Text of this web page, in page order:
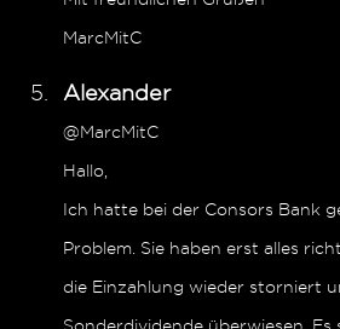
MarcMitC
Alexander
@MarcMitC
Hallo,
Ich hatte bei der Consors Bank
Problem. Sie haben erst alles
die Einzahlung wieder storniert
Sonderdividende überwiesen. Es